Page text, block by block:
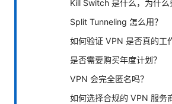
Kill Switch 是什么，为什么
Split Tunneling 怎么用？
如何验证 VPN 是否真的工
是否需要购买年度计划？
VPN 会完全匿名吗？
如何选择合规的 VPN 服务